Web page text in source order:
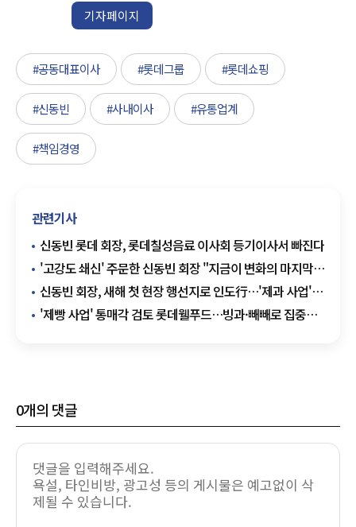
기자페이지
#공동대표이사 #롯데그룹 #롯데쇼핑
#신동빈 #사내이사 #유통업계
#책임경영
관련기사
신동빈 롯데 회장, 롯데칠성음료 이사회 등기이사서 빠진다
'고강도 쇄신' 주문한 신동빈 회장 "지금이 변화의 마지막
기회"
신동빈 회장, 새해 첫 현장 행선지로 인도行…'제과 사업'
살핀다
'제빵 사업' 통매각 검토 롯데웰푸드…빙과·빼빼로 집중
0개의 댓글